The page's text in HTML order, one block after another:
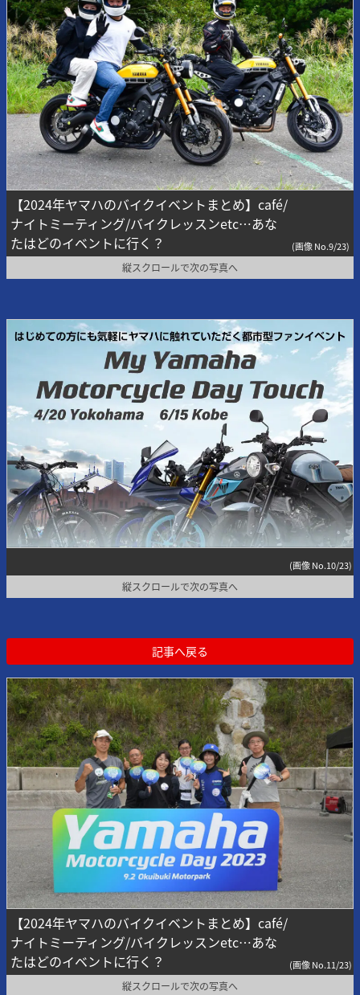
【2024年ヤマハのバイクイベントまとめ】café/
ナイトミーティング/バイクレッスンetc…あな
たはどのイベントに行く？
(画像 No.9/23)
縦スクロールで次の写真へ
(画像 No.10/23)
縦スクロールで次の写真へ
記事へ戻る
【2024年ヤマハのバイクイベントまとめ】café/
ナイトミーティング/バイクレッスンetc…あな
たはどのイベントに行く？
(画像 No.11/23)
縦スクロールで次の写真へ